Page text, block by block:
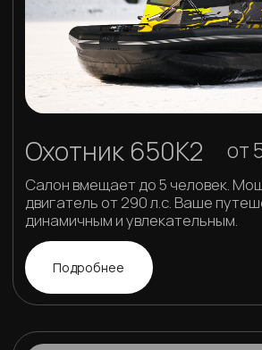
Усиленная рама
Фальшборт с нулевой пропускаемостью воздуха
Грузовая платформа для вещей и
Клееные стекла с увеличенным обзором
Цельносварной алюминиевый корпус
Мощные двигатели от Toyota и Chevrolet
Неперегреваемый редуктор последнего поколения